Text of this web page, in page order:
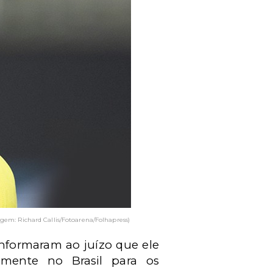
Richard Callis/Fotoarena/Folhapress)
ao juízo que ele
no Brasil para os